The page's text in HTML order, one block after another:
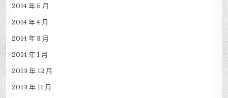
2014 年 5 月
2014 年 4 月
2014 年 3 月
2014 年 1 月
2013 年 12 月
2013 年 11 月